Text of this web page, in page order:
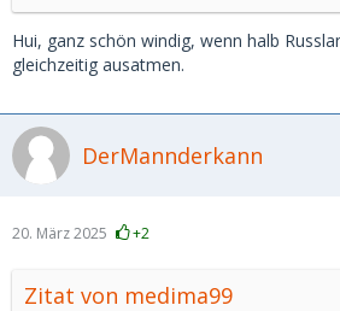
Hui, ganz schön windig, wenn halb
gleichzeitig ausatmen.
DerMannderkann
20. März 2025 +2
Zitat von medima99